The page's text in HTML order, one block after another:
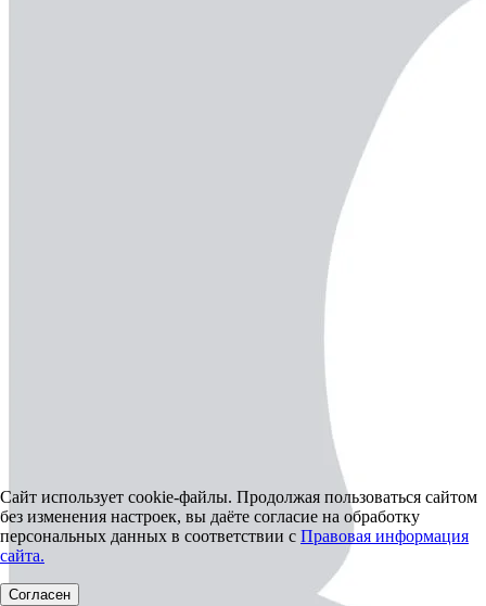
Сайт использует cookie-файлы. Продолжая пользоваться сайтом
без изменения настроек, вы даёте согласие на обработку
персональных данных в соответствии с Правовая информация
сайта.
Согласен